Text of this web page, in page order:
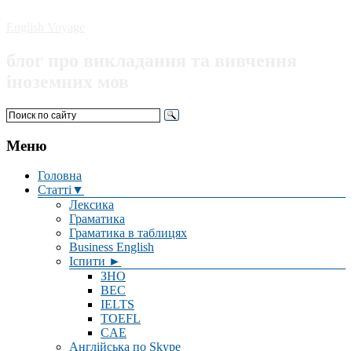
Меню
Головна
Статті▼
Лексика
Граматика
Граматика в таблицях
Business English
Іспити ►
ЗНО
BEC
IELTS
TOEFL
CAE
Англійська по Skype